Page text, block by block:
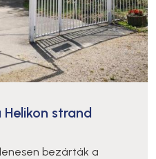
strand
bezárták a